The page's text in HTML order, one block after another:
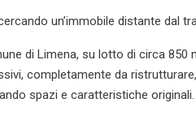
un’immobile distante dal
di Limena, su lotto di circa
completamente da
spazi e caratteristiche originali.